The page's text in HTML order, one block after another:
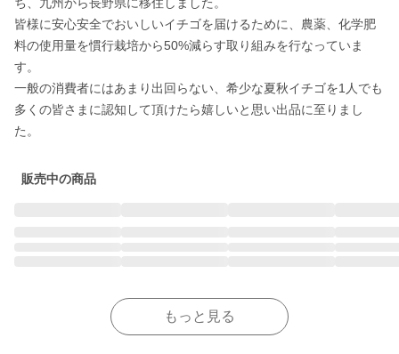
皆様に安心安全でおいしいイチゴを届けるために、農薬、化学肥
料の使用量を慣行栽培から50%減らす取り組みを行なっていま
す。
一般の消費者にはあまり出回らない、希少な夏秋イチゴを1人でも
多くの皆さまに認知して頂けたら嬉しいと思い出品に至りまし
た。
販売中の商品
もっと見る